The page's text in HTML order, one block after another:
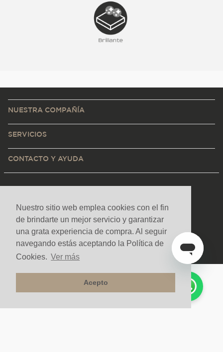
Nuestro sitio web emplea cookies con el fin
de brindarte un mejor servicio y garantizar
una grata experiencia de compra. Al seguir
navegando estás aceptando la Política de
Cookies. Ver más
Acepto
NUESTRA COMPAÑÍA
SERVICIOS
CONTACTO Y AYUDA
Medios de pago y sitio seguro